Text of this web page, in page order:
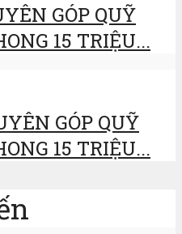
GÓP QUỸ
15 TRIỆU...
GÓP QUỸ
15 TRIỆU...